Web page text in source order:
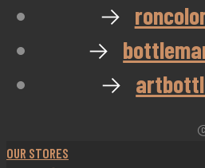
→
→
→
OUR STORES